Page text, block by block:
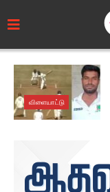
விளையாட்டு